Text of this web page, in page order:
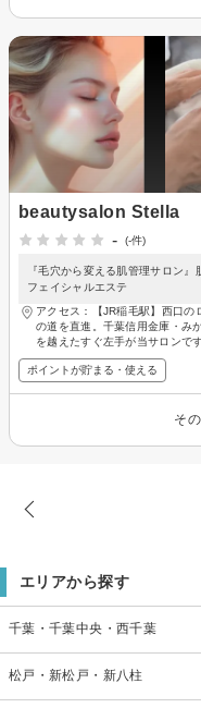
beautysalon Stella
-
(-件)
『毛穴から変える肌管理サロン
フェイシャルエステ
アクセス：【JR稲毛駅】西口
の道を直進。千葉信用金庫・み
を越えたすぐ左手が当サロンです
ポイントが貯まる・使える
そ
エリアから探す
千葉・千葉中央・西千葉
松戸・新松戸・新八柱